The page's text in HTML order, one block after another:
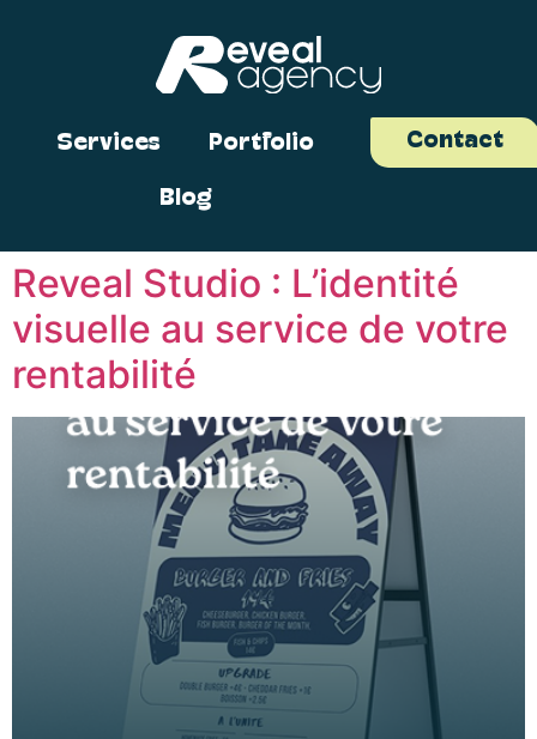
Services Portfolio
Blog
Contact
Reveal Studio : L’identité
visuelle au service de votre
rentabilité